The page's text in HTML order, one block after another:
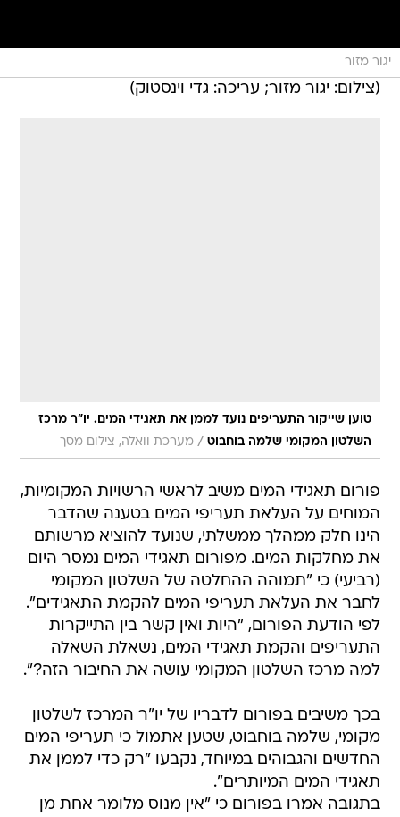
יגור מזור
(צילום: יגור מזור; עריכה: גדי וינסטוק)
טוען שייקור התעריפים נועד לממן את תאגידי המים. יו"ר מרכז
השלטון המקומי שלמה בוחבוט / מערכת וואלה, צילום מסך
פורום תאגידי המים משיב לראשי הרשויות המקומיות,
המוחים על העלאת תעריפי המים בטענה שהדבר
הינו חלק ממהלך ממשלתי, שנועד להוציא מרשותם
את מחלקות המים. מפורום תאגידי המים נמסר היום
(רביעי) כי "תמוהה ההחלטה של השלטון המקומי
לחבר את העלאת תעריפי המים להקמת התאגידים".
לפי הודעת הפורום, "היות ואין קשר בין התייקרות
התעריפים והקמת תאגידי המים, נשאלת השאלה
למה מרכז השלטון המקומי עושה את החיבור הזה?".
בכך משיבים בפורום לדבריו של יו"ר המרכז לשלטון
מקומי, שלמה בוחבוט, שטען אתמול כי תעריפי המים
החדשים והגבוהים במיוחד, נקבעו "רק כדי לממן את
תאגידי המים המיותרים".
בתגובה אמרו בפורום כי "אין מנוס מלומר אחת מן